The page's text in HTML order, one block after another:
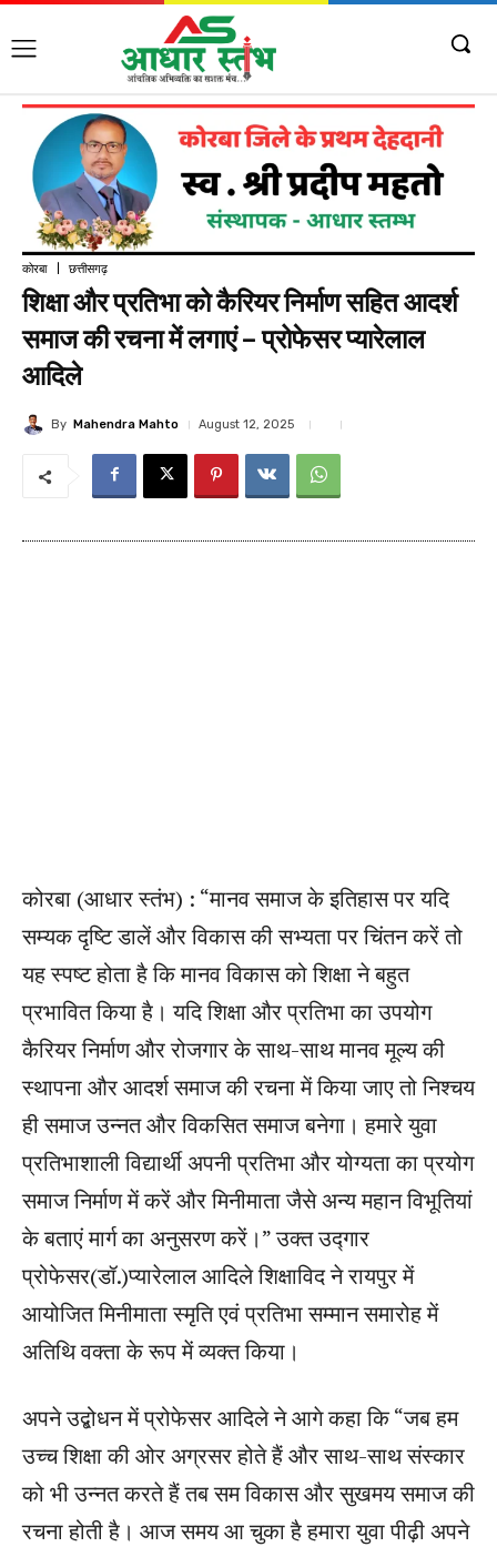
कोरबा छत्तीसगढ़
शिक्षा और प्रतिभा को कैरियर निर्माण सहित आदर्श
समाज की रचना में लगाएं – प्रोफेसर प्यारेलाल
आदिले
By Mahendra Mahto August 12, 2025
कोरबा (आधार स्तंभ) : “मानव समाज के इतिहास पर यदि
सम्यक दृष्टि डालें और विकास की सभ्यता पर चिंतन करें तो
यह स्पष्ट होता है कि मानव विकास को शिक्षा ने बहुत
प्रभावित किया है। यदि शिक्षा और प्रतिभा का उपयोग
कैरियर निर्माण और रोजगार के साथ-साथ मानव मूल्य की
स्थापना और आदर्श समाज की रचना में किया जाए तो निश्चय
ही समाज उन्नत और विकसित समाज बनेगा। हमारे युवा
प्रतिभाशाली विद्यार्थी अपनी प्रतिभा और योग्यता का प्रयोग
समाज निर्माण में करें और मिनीमाता जैसे अन्य महान विभूतियां
के बताएं मार्ग का अनुसरण करें।” उक्त उद्गार
प्रोफेसर(डॉ.)प्यारेलाल आदिले शिक्षाविद ने रायपुर में
आयोजित मिनीमाता स्मृति एवं प्रतिभा सम्मान समारोह में
अतिथि वक्ता के रूप में व्यक्त किया।
अपने उद्बोधन में प्रोफेसर आदिले ने आगे कहा कि “जब हम
उच्च शिक्षा की ओर अग्रसर होते हैं और साथ-साथ संस्कार
को भी उन्नत करते हैं तब सम विकास और सुखमय समाज की
रचना होती है। आज समय आ चुका है हमारा युवा पीढ़ी अपने